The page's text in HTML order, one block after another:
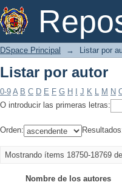
Listar por autor
DSpace Principal → Listar por
Listar por autor
0-9 A B C D E F G H J K L M N
O introducir las primeras letras:
Orden:
Mostrando ítems 18750-18769
Nombre de los autores